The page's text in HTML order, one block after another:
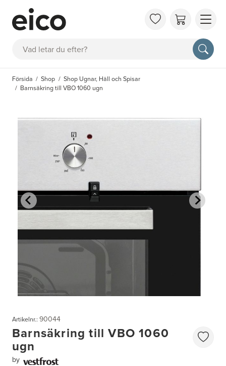
Sök
OM
FAQ
Försida Shop
Shop Ugnar, Häll och Spisar
Barnsäkring till VBO 1060 ugn
Artikelnr.: 90044
Barnsäkring till VBO 1060
ugn
by